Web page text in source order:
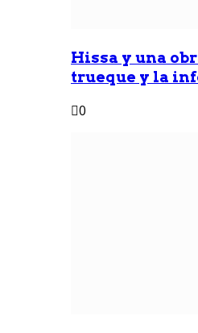
Hissa y una
trueque y la
0